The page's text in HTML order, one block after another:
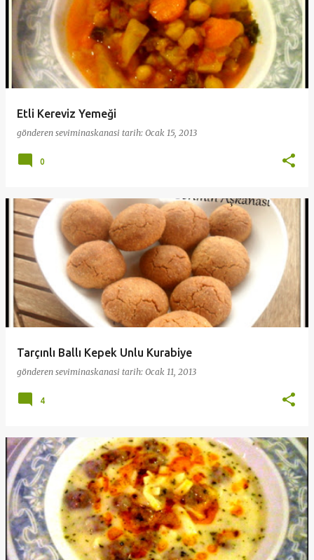
Etli Kereviz Yemeği
gönderen seviminaskanasi tarih: Ocak 15, 2013
0
Tarçınlı Ballı Kepek Unlu Kurabiye
gönderen seviminaskanasi tarih: Ocak 11, 2013
4